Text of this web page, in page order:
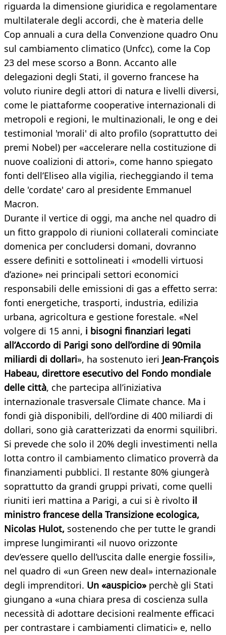
riguarda la dimensione giuridica e regolamentare
multilaterale degli accordi, che è materia delle
Cop annuali a cura della Convenzione quadro Onu
sul cambiamento climatico (Unfcc), come la Cop
23 del mese scorso a Bonn. Accanto alle
delegazioni degli Stati, il governo francese ha
voluto riunire degli attori di natura e livelli diversi,
come le piattaforme cooperative internazionali di
metropoli e regioni, le multinazionali, le ong e dei
testimonial 'morali' di alto profilo (soprattutto dei
premi Nobel) per «accelerare nella costituzione di
nuove coalizioni di attori», come hanno spiegato
fonti dell’Eliseo alla vigilia, riecheggiando il tema
delle 'cordate' caro al presidente Emmanuel
Macron.
Durante il vertice di oggi, ma anche nel quadro di
un fitto grappolo di riunioni collaterali cominciate
domenica per concludersi domani, dovranno
essere definiti e sottolineati i «modelli virtuosi
d’azione» nei principali settori economici
responsabili delle emissioni di gas a effetto serra:
fonti energetiche, trasporti, industria, edilizia
urbana, agricoltura e gestione forestale. «Nel
volgere di 15 anni, i bisogni finanziari legati
all’Accordo di Parigi sono dell’ordine di 90mila
miliardi di dollari», ha sostenuto ieri Jean-François
Habeau, direttore esecutivo del Fondo mondiale
delle città, che partecipa all’iniziativa
internazionale trasversale Climate chance. Ma i
fondi già disponibili, dell’ordine di 400 miliardi di
dollari, sono già caratterizzati da enormi squilibri.
Si prevede che solo il 20% degli investimenti nella
lotta contro il cambiamento climatico proverrà da
finanziamenti pubblici. Il restante 80% giungerà
soprattutto da grandi gruppi privati, come quelli
riuniti ieri mattina a Parigi, a cui si è rivolto il
ministro francese della Transizione ecologica,
Nicolas Hulot, sostenendo che per tutte le grandi
imprese lungimiranti «il nuovo orizzonte
dev’essere quello dell’uscita dalle energie fossili»,
nel quadro di «un Green new deal» internazionale
degli imprenditori. Un «auspicio» perchè gli Stati
giungano a «una chiara presa di coscienza sulla
necessità di adottare decisioni realmente efficaci
per contrastare i cambiamenti climatici» e, nello